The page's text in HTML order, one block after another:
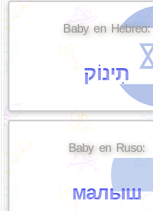
Baby en Hebreo:
תִינוֹק
Baby en Ruso:
малыш